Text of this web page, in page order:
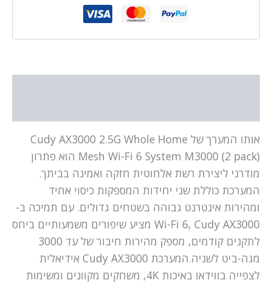
אותו המערך של Cudy AX3000 2.5G Whole Home
Mesh Wi-Fi 6 System M3000 (2 pack) הוא פתרון
מודרני ליצירת רשת אלחוטית חזקה ואמינה בביתך.
המערכת כוללת שני יחידות המספקות כיסוי אחיד
ומהירות אינטרנט גבוהה בשטחים גדולים. עם תמיכה ב-
Wi-Fi 6, Cudy AX3000 מציע שיפורים משמעותיים ביחס
לתקנים קודמים, מספק מהירות חיבור של עד 3000
מגה-ביט לשניה.המערכת Cudy AX3000 אידיאלית
לצפייה בווידאו באיכות 4K, משחקים מקוונים ומשימות